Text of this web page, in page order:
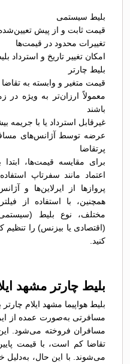
بلیط سیستمی
قیمت ثابت و از پیش
تغییرات محدود در قیمت‌ها
امکان تغییر تاریخ و استرداد
بلیط چارتر
قیمت متغیر و وابسته به تقاضا
معمولاً ارزان‌تر به ویژه در
باشند
غیرقابل استرداد یا با جریمه
عرضه توسط آژانس‌های
پرتقاضا
برای مقایسه قیمت‌ها، ابتدا
اعتماد مانند سفرتاپ
پروازها از ایرلاین‌ها و
همچنین، با استفاده از
مختلف، نوع بلیط
(اقتصادی یا بیزنس) را تنظیم
کنید.
بلیط چارتر مشهد
بلیط هواپیما مشهد ایلام
مسافرتی به‌صورت عمده از
مسافران فروخته می‌شود.
تقاضا کم است، با قیمت
می‌شوند. با این حال،